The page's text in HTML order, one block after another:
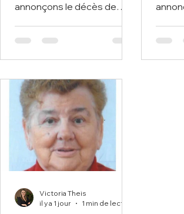
annonçons le décès de
DECROIX survenu le 6 août
invitons à utiliser cet
espace pour laisser vos
condoléances, partager
des photos souvenirs, une
anecdote ou exprimer vos
pensées à travers des
poèmes ou des textes.
1er
Victoria Theis
il y a 1 jour
1 min de lecture